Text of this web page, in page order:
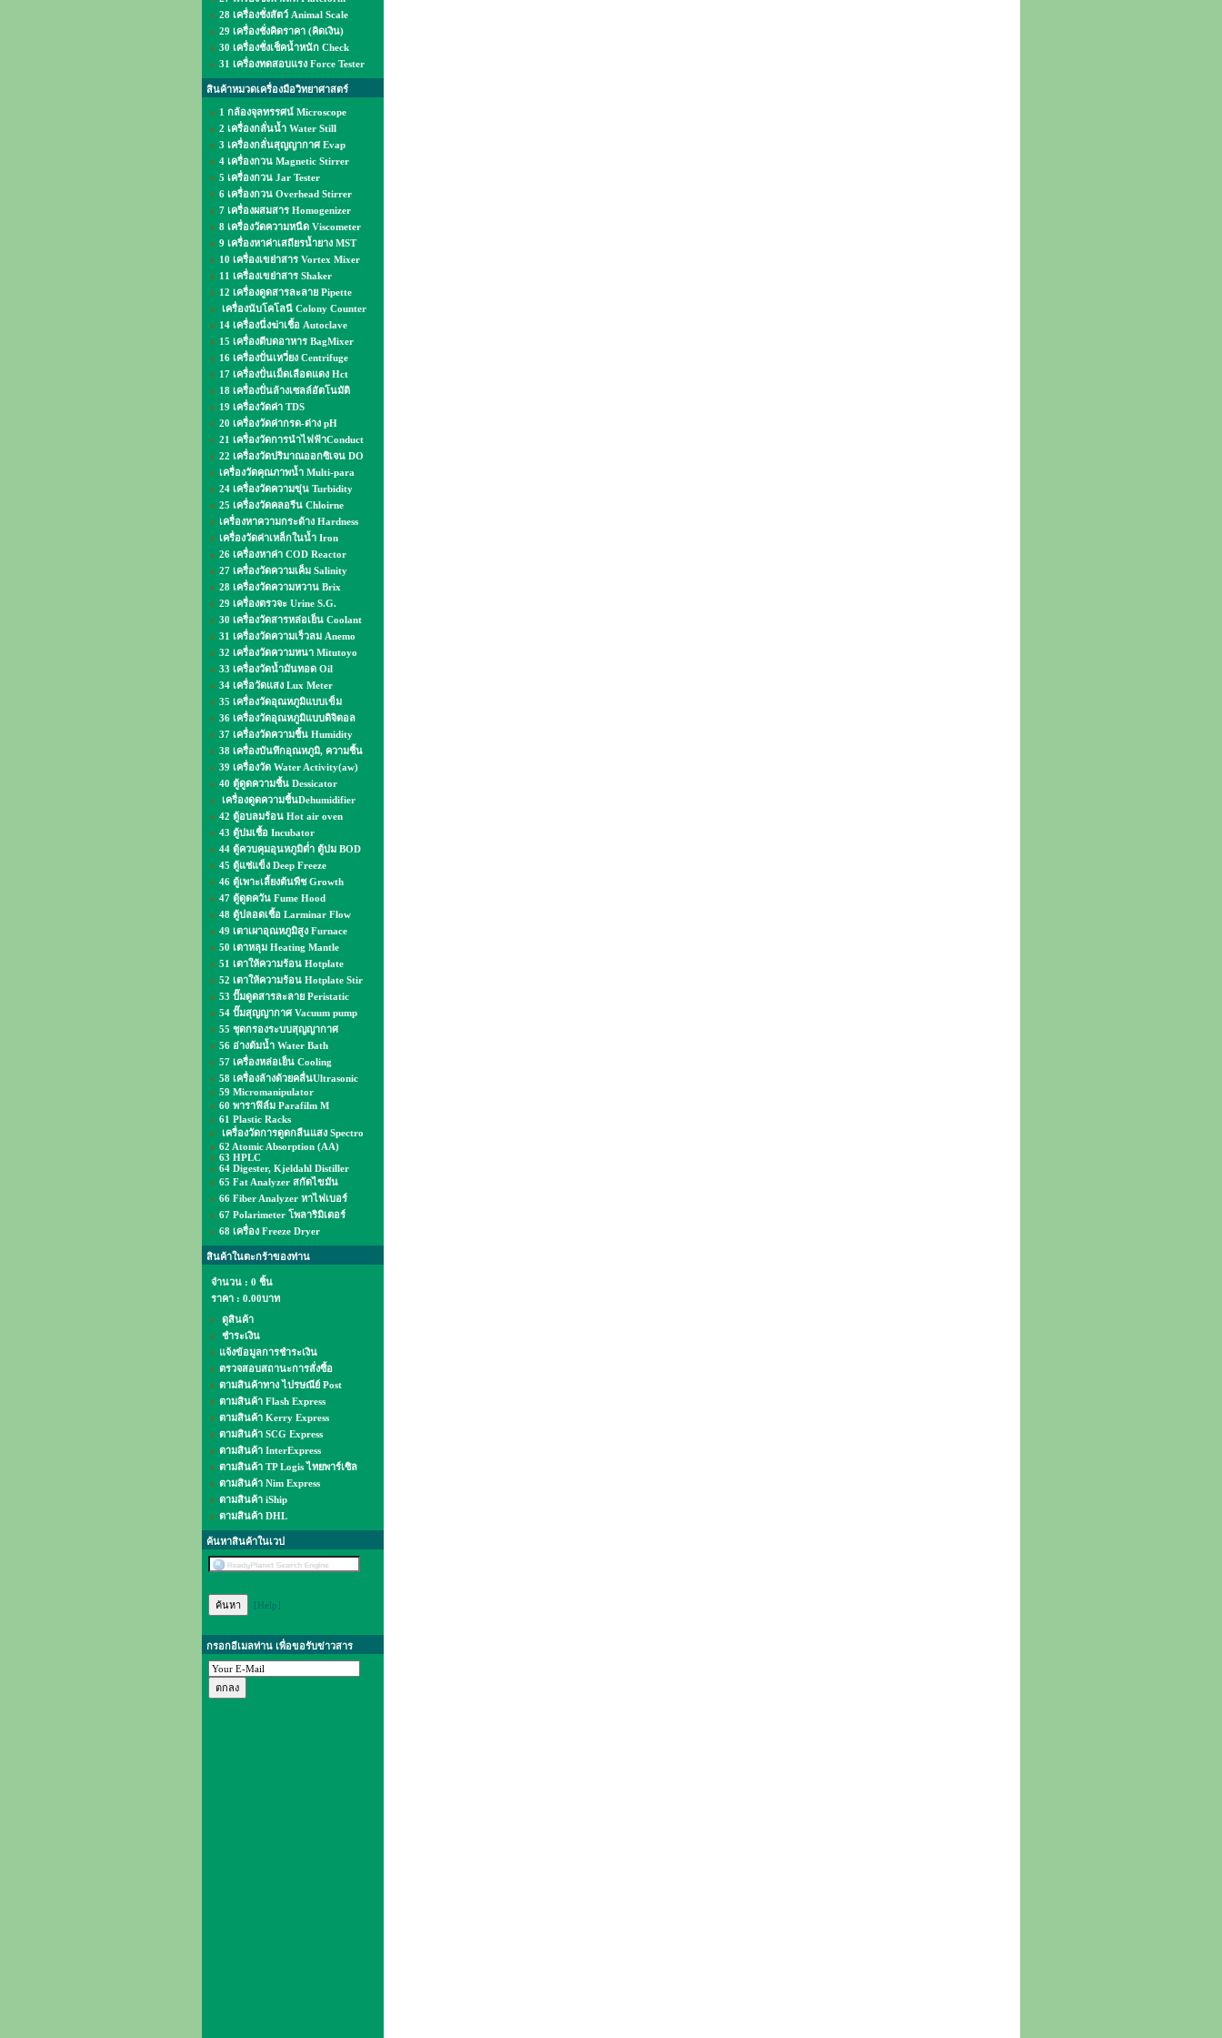
28 เครื่องชั่งสัตว์ Animal Scale
29 เครื่องชั่งคิดราคา (คิดเงิน)
30 เครื่องชั่งเช็คน้ำหนัก Check
31 เครื่องทดสอบแรง Force Tester
สินค้าหมวดเครื่องมือวิทยาศาสตร์
1 กล้องจุลทรรศน์ Microscope
2 เครื่องกลั่นน้ำ Water Still
3 เครื่องกลั่นสุญญากาศ Evap
4 เครื่องกวน Magnetic Stirrer
5 เครื่องกวน Jar Tester
6 เครื่องกวน Overhead Stirrer
7 เครื่องผสมสาร Homogenizer
8 เครื่องวัดความหนืด Viscometer
9 เครื่องหาค่าเสถียรน้ำยาง MST
10 เครื่องเขย่าสาร Vortex Mixer
11 เครื่องเขย่าสาร Shaker
12 เครื่องดูดสารละลาย Pipette
เครื่องนับโคโลนี Colony Counter
14 เครื่องนึ่งฆ่าเชื้อ Autoclave
15 เครื่องตีบดอาหาร BagMixer
16 เครื่องปั่นเหวี่ยง Centrifuge
17 เครื่องปั่นเม็ดเลือดแดง Hct
18 เครื่องปั่นล้างเซลล์อัตโนมัติ
19 เครื่องวัดค่า TDS
20 เครื่องวัดค่ากรด-ด่าง pH
21 เครื่องวัดการนำไฟฟ้าConduct
22 เครื่องวัดปริมาณออกซิเจน DO
เครื่องวัดคุณภาพน้ำ Multi-para
24 เครื่องวัดความขุ่น Turbidity
25 เครื่องวัดคลอรีน Chloirne
เครื่องหาความกระด้าง Hardness
เครื่องวัดค่าเหล็กในน้ำ Iron
26 เครื่องหาค่า COD Reactor
27 เครื่องวัดความเค็ม Salinity
28 เครื่องวัดความหวาน Brix
29 เครื่องตรวจะ Urine S.G.
30 เครื่องวัดสารหล่อเย็น Coolant
31 เครื่องวัดความเร็วลม Anemo
32 เครื่องวัดความหนา Mitutoyo
33 เครื่องวัดน้ำมันทอด Oil
34 เครื่อวัดแสง Lux Meter
35 เครื่องวัดอุณหภูมิแบบเข็ม
36 เครื่องวัดอุณหภูมิแบบดิจิตอล
37 เครื่องวัดความชื้น Humidity
38 เครื่องบันทึกอุณหภูมิ, ความชื้น
39 เครื่องวัด Water Activity(aw)
40 ตู้ดูดความชื้น Dessicator
เครื่องดูดความชื้นDehumidifier
42 ตู้อบลมร้อน Hot air oven
43 ตู้บ่มเชื้อ Incubator
44 ตู้ควบคุมอุนหภูมิต่ำ ตู้บ่ม BOD
45 ตู้แช่แข็ง Deep Freeze
46 ตู้เพาะเลี้ยงต้นพืช Growth
47 ตู้ดูดควัน Fume Hood
48 ตู้ปลอดเชื้อ Larminar Flow
49 เตาเผาอุณหภูมิสูง Furnace
50 เตาหลุม Heating Mantle
51 เตาให้ความร้อน Hotplate
52 เตาให้ความร้อน Hotplate Stir
53 ปั๊มดูดสารละลาย Peristatic
54 ปั๊มสุญญากาศ Vacuum pump
55 ชุดกรองระบบสุญญากาศ
56 อ่างต้มน้ำ Water Bath
57 เครื่องหล่อเย็น Cooling
58 เครื่องล้างด้วยคลื่นUltrasonic
59 Micromanipulator
60 พาราฟิล์ม Parafilm M
61 Plastic Racks
เครื่องวัดการดูดกลืนแสง Spectro
62 Atomic Absorption (AA)
63 HPLC
64 Digester, Kjeldahl Distiller
65 Fat Analyzer สกัดไขมัน
66 Fiber Analyzer หาไฟเบอร์
67 Polarimeter โพลาริมิเตอร์
68 เครื่อง Freeze Dryer
สินค้าในตะกร้าของท่าน
จำนวน : 0 ชิ้น
ราคา : 0.00บาท
ดูสินค้า
ชำระเงิน
แจ้งข้อมูลการชำระเงิน
ตรวจสอบสถานะการสั่งซื้อ
ตามสินค้าทาง ไปรษณีย์ Post
ตามสินค้า Flash Express
ตามสินค้า Kerry Express
ตามสินค้า SCG Express
ตามสินค้า InterExpress
ตามสินค้า TP Logis ไทยพาร์เซิล
ตามสินค้า Nim Express
ตามสินค้า iShip
ตามสินค้า DHL
ค้นหาสินค้าในเวป
[Help]
กรอกอีเมลท่าน เพื่อขอรับข่าวสาร